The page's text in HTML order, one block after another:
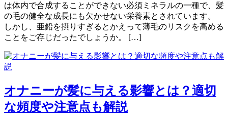
は体内で合成することができない必須ミネラルの一種で、髪
の毛の健全な成長にも欠かせない栄養素とされています。
しかし、亜鉛を摂りすぎるとかえって薄毛のリスクを高める
ことをご存じだったでしょうか。 […]
オナニーが髪に与える影響とは？適切
な頻度や注意点も解説